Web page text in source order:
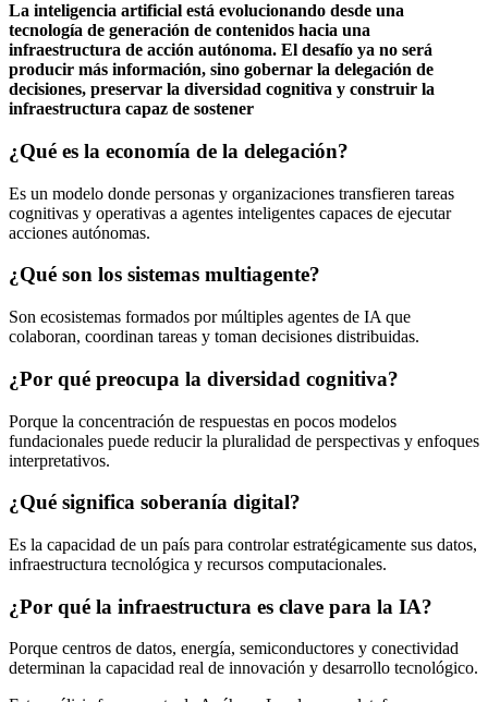
La inteligencia artificial está evolucionando desde una
tecnología de generación de contenidos hacia una
infraestructura de acción autónoma. El desafío ya no será
producir más información, sino gobernar la delegación de
decisiones, preservar la diversidad cognitiva y construir la
infraestructura capaz de sostener
¿Qué es la economía de la delegación?
Es un modelo donde personas y organizaciones transfieren tareas
cognitivas y operativas a agentes inteligentes capaces de ejecutar
acciones autónomas.
¿Qué son los sistemas multiagente?
Son ecosistemas formados por múltiples agentes de IA que
colaboran, coordinan tareas y toman decisiones distribuidas.
¿Por qué preocupa la diversidad cognitiva?
Porque la concentración de respuestas en pocos modelos
fundacionales puede reducir la pluralidad de perspectivas y enfoques
interpretativos.
¿Qué significa soberanía digital?
Es la capacidad de un país para controlar estratégicamente sus datos,
infraestructura tecnológica y recursos computacionales.
¿Por qué la infraestructura es clave para la IA?
Porque centros de datos, energía, semiconductores y conectividad
determinan la capacidad real de innovación y desarrollo tecnológico.